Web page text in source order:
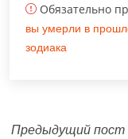
Обязательно
вы умерли в
зодиака
Предыдущий пост